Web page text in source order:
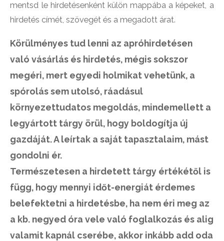
mentsd le hirdetésenként külön mappába a képeket, a
hirdetés címét, szövegét és a megadott árat.
Körülményes tud lenni az apróhirdetésen
való vásárlás és hirdetés, mégis sokszor
megéri, mert egyedi holmikat vehetünk, a
spórolás sem utolsó, ráadásul
környezettudatos megoldás, mindemellett a
legyártott tárgy örül, hogy boldogítja új
gazdáját. A leírtak a saját tapasztalaim, mást
gondolni ér.
Természetesen a hirdetett tárgy értékétől is
függ, hogy mennyi időt-energiát érdemes
belefektetni a hirdetésbe, ha nem éri meg az
a kb. negyed óra vele való foglalkozás és alig
valamit kapnál cserébe, akkor inkább add oda